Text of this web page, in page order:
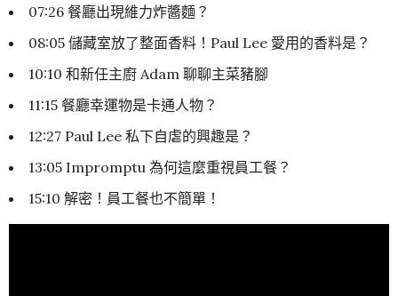
07:26 餐廳出現維力炸醬麵？
08:05 儲藏室放了整面香料！Paul Lee 愛用的香料是？
10:10 和新任主廚 Adam 聊聊主菜豬腳
11:15 餐廳幸運物是卡通人物？
12:27 Paul Lee 私下自虐的興趣是？
13:05 Impromptu 為何這麼重視員工餐？
15:10 解密！員工餐也不簡單！